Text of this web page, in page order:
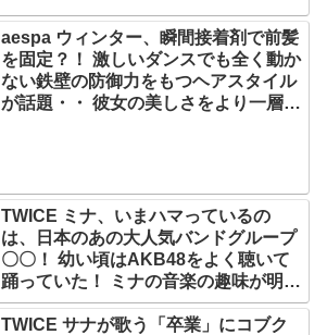
aespa ウィンター、瞬間接着剤で前髪
を固定？！ 激しいダンスでも全く動か
ない鉄壁の防御力をもつヘアスタイル
が話題・・ 彼女の美しさをより一層引
TWICE ミナ、いまハマっているの
は、日本のあの大人気バンドグループ
〇〇！ 幼い頃はAKB48をよく聴いて
踊っていた！ ミナの音楽の趣味が明ら
かに
TWICE サナが歌う「卒業」にコブク